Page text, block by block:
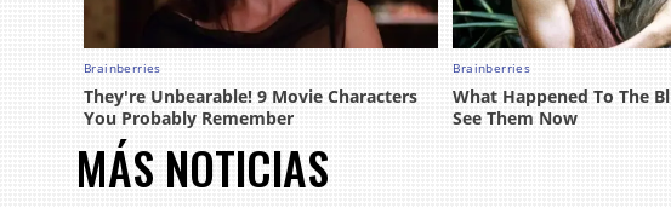
MÁS NOTICIAS